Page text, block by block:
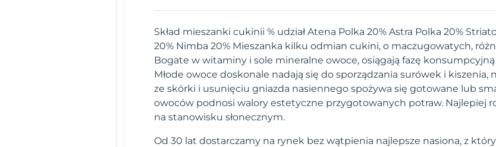
Skład mieszanki cukinii % udział Atena Polka 20% Astra Polka 20%
20% Nimba 20% Mieszanka kilku odmian cukini, o maczugowatych,
Bogate w witaminy i sole mineralne owoce, osiągają fazę konsumpcyjną
Młode owoce doskonale nadają się do sporządzania surówek i kiszenia,
ze skórki i usunięciu gniazda nasiennego spożywa się gotowane lub
owoców podnosi walory estetyczne przygotowanych potraw. Najlepiej
na stanowisku słonecznym.
Od 30 lat dostarczamy na rynek bez wątpienia najlepsze nasiona, z